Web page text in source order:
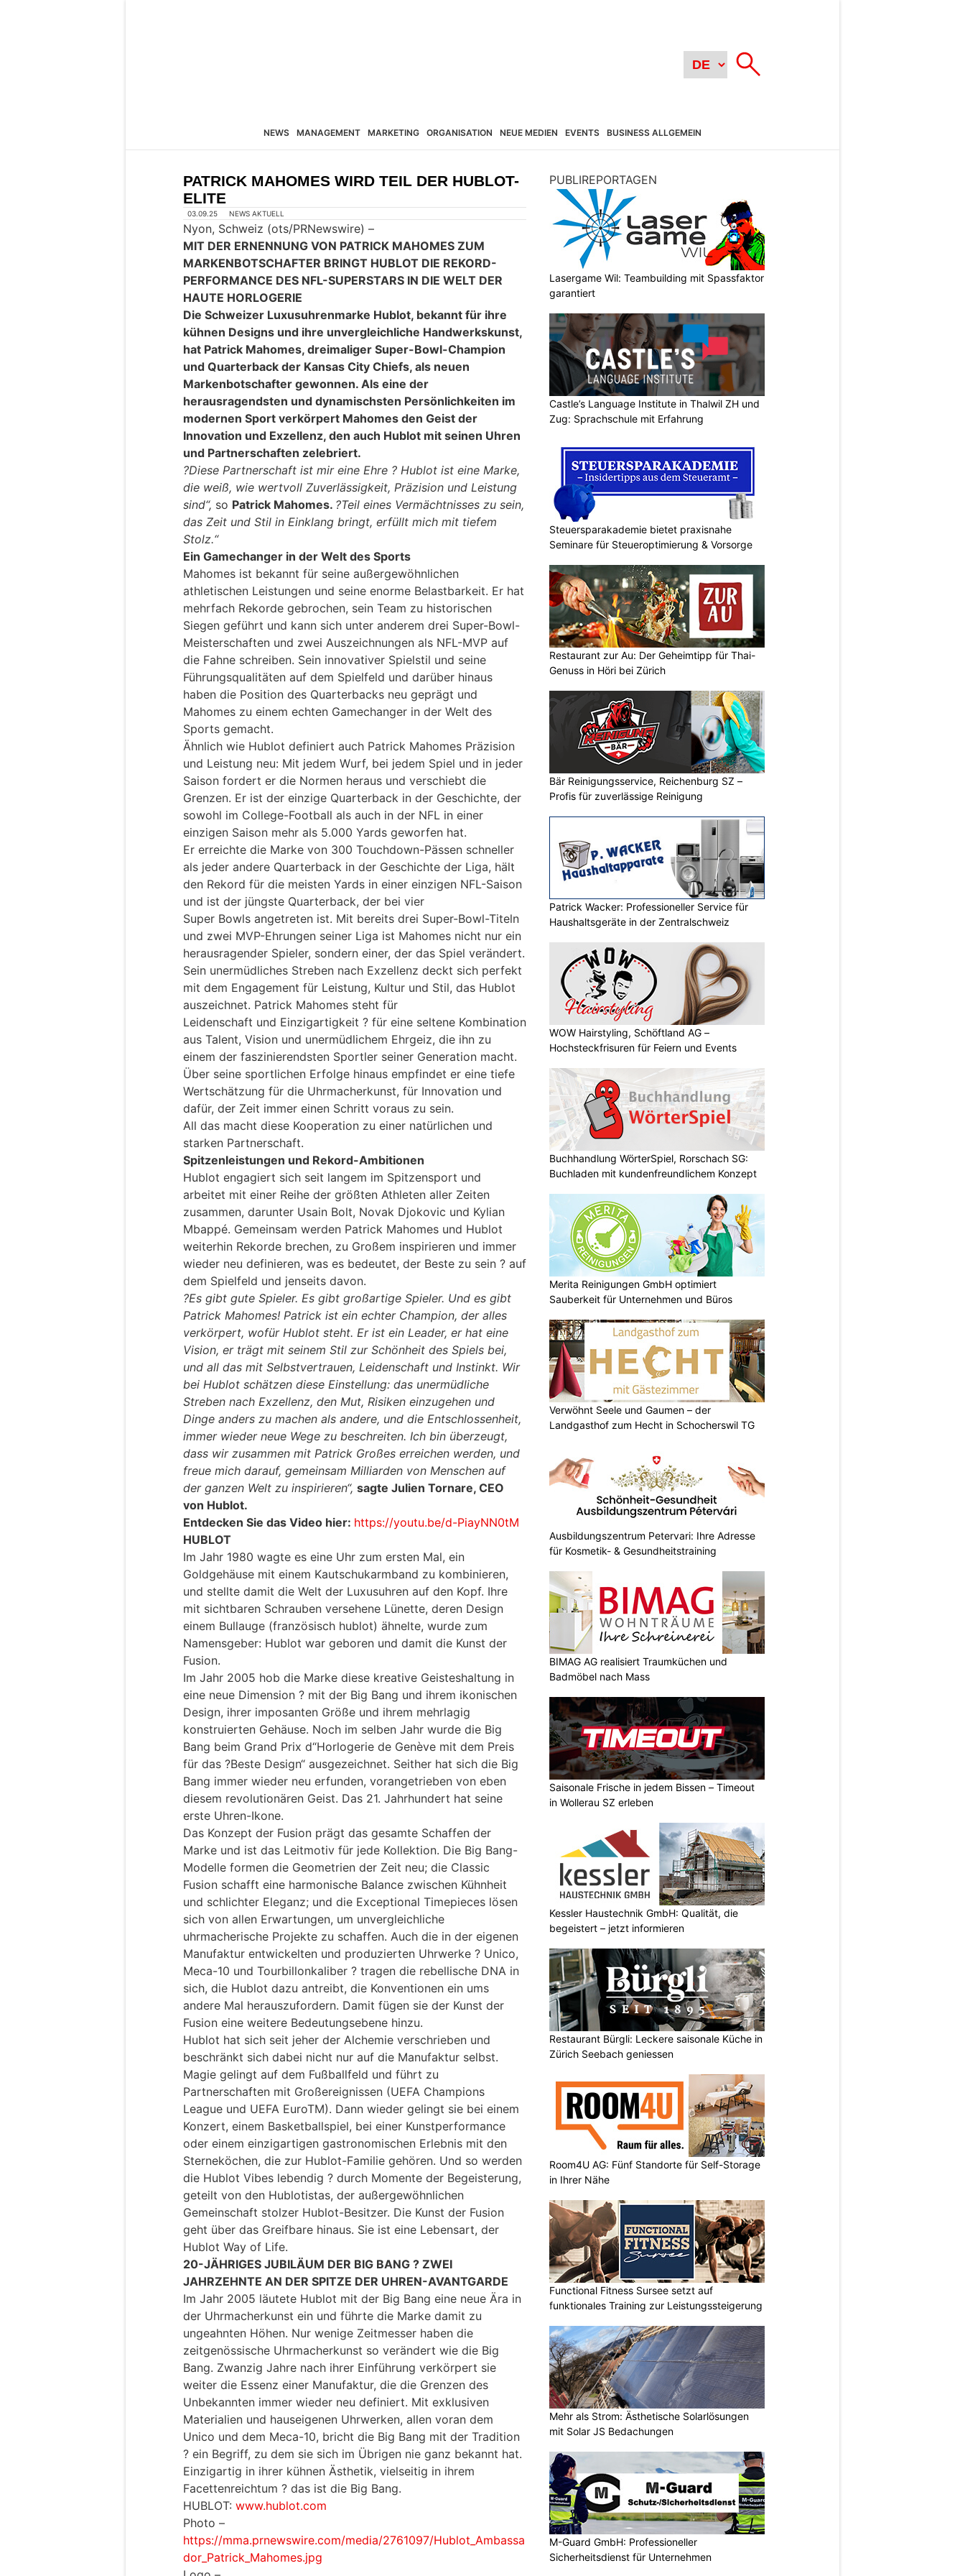
NEWS MANAGEMENT MARKETING ORGANISATION NEUE MEDIEN EVENTS BUSINESS ALLGEMEIN
PATRICK MAHOMES WIRD TEIL DER HUBLOT-
ELITE
03.09.25 NEWS AKTUELL
Nyon, Schweiz (ots/PRNewswire) –
MIT DER ERNENNUNG VON PATRICK MAHOMES ZUM
MARKENBOTSCHAFTER BRINGT HUBLOT DIE REKORD-
PERFORMANCE DES NFL-SUPERSTARS IN DIE WELT DER
HAUTE HORLOGERIE
Die Schweizer Luxusuhrenmarke Hublot, bekannt für ihre
kühnen Designs und ihre unvergleichliche Handwerkskunst,
hat Patrick Mahomes, dreimaliger Super-Bowl-Champion
und Quarterback der Kansas City Chiefs, als neuen
Markenbotschafter gewonnen. Als eine der
herausragendsten und dynamischsten Persönlichkeiten im
modernen Sport verkörpert Mahomes den Geist der
Innovation und Exzellenz, den auch Hublot mit seinen Uhren
und Partnerschaften zelebriert.
?Diese Partnerschaft ist mir eine Ehre ? Hublot ist eine Marke,
die weiß, wie wertvoll Zuverlässigkeit, Präzision und Leistung
sind“, so Patrick Mahomes. ?Teil eines Vermächtnisses zu sein,
das Zeit und Stil in Einklang bringt, erfüllt mich mit tiefem
Stolz.“
Ein Gamechanger in der Welt des Sports
Mahomes ist bekannt für seine außergewöhnlichen
athletischen Leistungen und seine enorme Belastbarkeit. Er hat
mehrfach Rekorde gebrochen, sein Team zu historischen
Siegen geführt und kann sich unter anderem drei Super-Bowl-
Meisterschaften und zwei Auszeichnungen als NFL-MVP auf
die Fahne schreiben. Sein innovativer Spielstil und seine
Führungsqualitäten auf dem Spielfeld und darüber hinaus
haben die Position des Quarterbacks neu geprägt und
Mahomes zu einem echten Gamechanger in der Welt des
Sports gemacht.
Ähnlich wie Hublot definiert auch Patrick Mahomes Präzision
und Leistung neu: Mit jedem Wurf, bei jedem Spiel und in jeder
Saison fordert er die Normen heraus und verschiebt die
Grenzen. Er ist der einzige Quarterback in der Geschichte, der
sowohl im College-Football als auch in der NFL in einer
einzigen Saison mehr als 5.000 Yards geworfen hat.
Er erreichte die Marke von 300 Touchdown-Pässen schneller
als jeder andere Quarterback in der Geschichte der Liga, hält
den Rekord für die meisten Yards in einer einzigen NFL-Saison
und ist der jüngste Quarterback, der bei vier
Super Bowls angetreten ist. Mit bereits drei Super-Bowl-Titeln
und zwei MVP-Ehrungen seiner Liga ist Mahomes nicht nur ein
herausragender Spieler, sondern einer, der das Spiel verändert.
Sein unermüdliches Streben nach Exzellenz deckt sich perfekt
mit dem Engagement für Leistung, Kultur und Stil, das Hublot
auszeichnet. Patrick Mahomes steht für
Leidenschaft und Einzigartigkeit ? für eine seltene Kombination
aus Talent, Vision und unermüdlichem Ehrgeiz, die ihn zu
einem der faszinierendsten Sportler seiner Generation macht.
Über seine sportlichen Erfolge hinaus empfindet er eine tiefe
Wertschätzung für die Uhrmacherkunst, für Innovation und
dafür, der Zeit immer einen Schritt voraus zu sein.
All das macht diese Kooperation zu einer natürlichen und
starken Partnerschaft.
Spitzenleistungen und Rekord-Ambitionen
Hublot engagiert sich seit langem im Spitzensport und
arbeitet mit einer Reihe der größten Athleten aller Zeiten
zusammen, darunter Usain Bolt, Novak Djokovic und Kylian
Mbappé. Gemeinsam werden Patrick Mahomes und Hublot
weiterhin Rekorde brechen, zu Großem inspirieren und immer
wieder neu definieren, was es bedeutet, der Beste zu sein ? auf
dem Spielfeld und jenseits davon.
?Es gibt gute Spieler. Es gibt großartige Spieler. Und es gibt
Patrick Mahomes! Patrick ist ein echter Champion, der alles
verkörpert, wofür Hublot steht. Er ist ein Leader, er hat eine
Vision, er trägt mit seinem Stil zur Schönheit des Spiels bei,
und all das mit Selbstvertrauen, Leidenschaft und Instinkt. Wir
bei Hublot schätzen diese Einstellung: das unermüdliche
Streben nach Exzellenz, den Mut, Risiken einzugehen und
Dinge anders zu machen als andere, und die Entschlossenheit,
immer wieder neue Wege zu beschreiten. Ich bin überzeugt,
dass wir zusammen mit Patrick Großes erreichen werden, und
freue mich darauf, gemeinsam Milliarden von Menschen auf
der ganzen Welt zu inspirieren“, sagte Julien Tornare, CEO
von Hublot.
Entdecken Sie das Video hier: https://youtu.be/d-PiayNN0tM
HUBLOT
Im Jahr 1980 wagte es eine Uhr zum ersten Mal, ein
Goldgehäuse mit einem Kautschukarmband zu kombinieren,
und stellte damit die Welt der Luxusuhren auf den Kopf. Ihre
mit sichtbaren Schrauben versehene Lünette, deren Design
einem Bullauge (französisch hublot) ähnelte, wurde zum
Namensgeber: Hublot war geboren und damit die Kunst der
Fusion.
Im Jahr 2005 hob die Marke diese kreative Geisteshaltung in
eine neue Dimension ? mit der Big Bang und ihrem ikonischen
Design, ihrer imposanten Größe und ihrem mehrlagig
konstruierten Gehäuse. Noch im selben Jahr wurde die Big
Bang beim Grand Prix d“Horlogerie de Genève mit dem Preis
für das ?Beste Design“ ausgezeichnet. Seither hat sich die Big
Bang immer wieder neu erfunden, vorangetrieben von eben
diesem revolutionären Geist. Das 21. Jahrhundert hat seine
erste Uhren-Ikone.
Das Konzept der Fusion prägt das gesamte Schaffen der
Marke und ist das Leitmotiv für jede Kollektion. Die Big Bang-
Modelle formen die Geometrien der Zeit neu; die Classic
Fusion schafft eine harmonische Balance zwischen Kühnheit
und schlichter Eleganz; und die Exceptional Timepieces lösen
sich von allen Erwartungen, um unvergleichliche
uhrmacherische Projekte zu schaffen. Auch die in der eigenen
Manufaktur entwickelten und produzierten Uhrwerke ? Unico,
Meca-10 und Tourbillonkaliber ? tragen die rebellische DNA in
sich, die Hublot dazu antreibt, die Konventionen ein ums
andere Mal herauszufordern. Damit fügen sie der Kunst der
Fusion eine weitere Bedeutungsebene hinzu.
Hublot hat sich seit jeher der Alchemie verschrieben und
beschränkt sich dabei nicht nur auf die Manufaktur selbst.
Magie gelingt auf dem Fußballfeld und führt zu
Partnerschaften mit Großereignissen (UEFA Champions
League und UEFA EuroTM). Dann wieder gelingt sie bei einem
Konzert, einem Basketballspiel, bei einer Kunstperformance
oder einem einzigartigen gastronomischen Erlebnis mit den
Sterneköchen, die zur Hublot-Familie gehören. Und so werden
die Hublot Vibes lebendig ? durch Momente der Begeisterung,
geteilt von den Hublotistas, der außergewöhnlichen
Gemeinschaft stolzer Hublot-Besitzer. Die Kunst der Fusion
geht über das Greifbare hinaus. Sie ist eine Lebensart, der
Hublot Way of Life.
20-JÄHRIGES JUBILÄUM DER BIG BANG ? ZWEI
JAHRZEHNTE AN DER SPITZE DER UHREN-AVANTGARDE
Im Jahr 2005 läutete Hublot mit der Big Bang eine neue Ära in
der Uhrmacherkunst ein und führte die Marke damit zu
ungeahnten Höhen. Nur wenige Zeitmesser haben die
zeitgenössische Uhrmacherkunst so verändert wie die Big
Bang. Zwanzig Jahre nach ihrer Einführung verkörpert sie
weiter die Essenz einer Manufaktur, die die Grenzen des
Unbekannten immer wieder neu definiert. Mit exklusiven
Materialien und hauseigenen Uhrwerken, allen voran dem
Unico und dem Meca-10, bricht die Big Bang mit der Tradition
? ein Begriff, zu dem sie sich im Übrigen nie ganz bekannt hat.
Einzigartig in ihrer kühnen Ästhetik, vielseitig in ihrem
Facettenreichtum ? das ist die Big Bang.
HUBLOT: www.hublot.com
Photo –
https://mma.prnewswire.com/media/2761097/Hublot_Ambassa
dor_Patrick_Mahomes.jpg
PUBLIREPORTAGEN
Lasergame Wil: Teambuilding mit Spassfaktor
garantiert
Castle’s Language Institute in Thalwil ZH und
Zug: Sprachschule mit Erfahrung
Steuersparakademie bietet praxisnahe
Seminare für Steueroptimierung & Vorsorge
Restaurant zur Au: Der Geheimtipp für Thai-
Genuss in Höri bei Zürich
Bär Reinigungsservice, Reichenburg SZ –
Profis für zuverlässige Reinigung
Patrick Wacker: Professioneller Service für
Haushaltsgeräte in der Zentralschweiz
WOW Hairstyling, Schöftland AG –
Hochsteckfrisuren für Feiern und Events
Buchhandlung WörterSpiel, Rorschach SG:
Buchladen mit kundenfreundlichem Konzept
Merita Reinigungen GmbH optimiert
Sauberkeit für Unternehmen und Büros
Verwöhnt Seele und Gaumen – der
Landgasthof zum Hecht in Schocherswil TG
Ausbildungszentrum Petervari: Ihre Adresse
für Kosmetik- & Gesundheitstraining
BIMAG AG realisiert Traumküchen und
Badmöbel nach Mass
Saisonale Frische in jedem Bissen – Timeout
in Wollerau SZ erleben
Kessler Haustechnik GmbH: Qualität, die
begeistert – jetzt informieren
Restaurant Bürgli: Leckere saisonale Küche in
Zürich Seebach geniessen
Room4U AG: Fünf Standorte für Self-Storage
in Ihrer Nähe
Functional Fitness Sursee setzt auf
funktionales Training zur Leistungssteigerung
Mehr als Strom: Ästhetische Solarlösungen
mit Solar JS Bedachungen
M-Guard GmbH: Professioneller
Sicherheitsdienst für Unternehmen